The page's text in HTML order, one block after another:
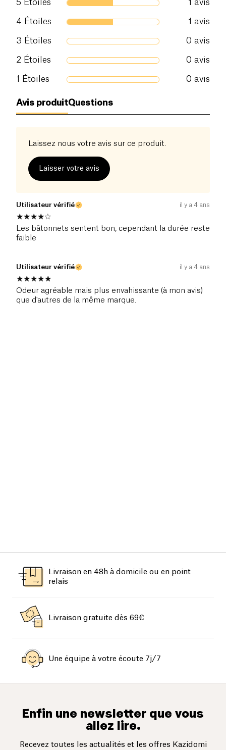
5 Étoiles 1 avis
4 Étoiles 1 avis
3 Étoiles 0 avis
2 Étoiles 0 avis
1 Étoiles 0 avis
Avis produitQuestions
Laissez nous votre avis sur ce produit.
Laisser votre avis
Utilisateur vérifié il y a 4 ans
Les bâtonnets sentent bon, cependant la durée reste
faible
Utilisateur vérifié il y a 4 ans
Odeur agréable mais plus envahissante (à mon avis)
que d'autres de la même marque.
Livraison en 48h à domicile ou en point
relais
Livraison gratuite dès 69€
Une équipe à votre écoute 7j/7
Enfin une newsletter que vous
allez lire.
Recevez toutes les actualités et les offres Kazidomi